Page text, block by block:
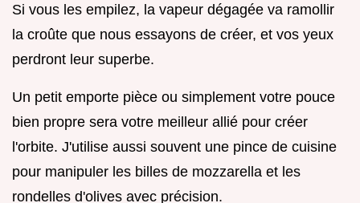
Si vous les empilez, la vapeur dégagée va ramollir
la croûte que nous essayons de créer, et vos yeux
perdront leur superbe.
Un petit emporte pièce ou simplement votre pouce
bien propre sera votre meilleur allié pour créer
l'orbite. J'utilise aussi souvent une pince de cuisine
pour manipuler les billes de mozzarella et les
rondelles d'olives avec précision.